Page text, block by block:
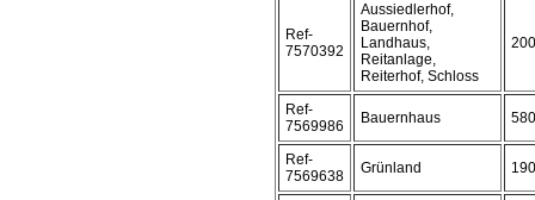
Ref-
7570392
Aussiedlerhof,
Bauernhof,
Landhaus,
Reitanlage,
Reiterhof, Schloss
Ref-
7569986
Bauernhaus
Ref-
7569638
Grünland